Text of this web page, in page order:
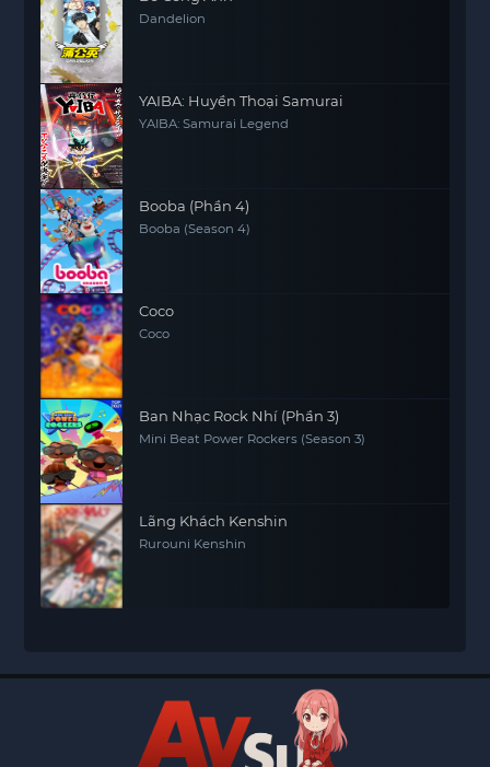
Dandelion
YAIBA: Huyền Thoại Samurai
YAIBA: Samurai Legend
Booba (Phần 4)
Booba (Season 4)
Coco
Coco
Ban Nhạc Rock Nhí (Phần 3)
Mini Beat Power Rockers (Season 3)
Lãng Khách Kenshin
Rurouni Kenshin